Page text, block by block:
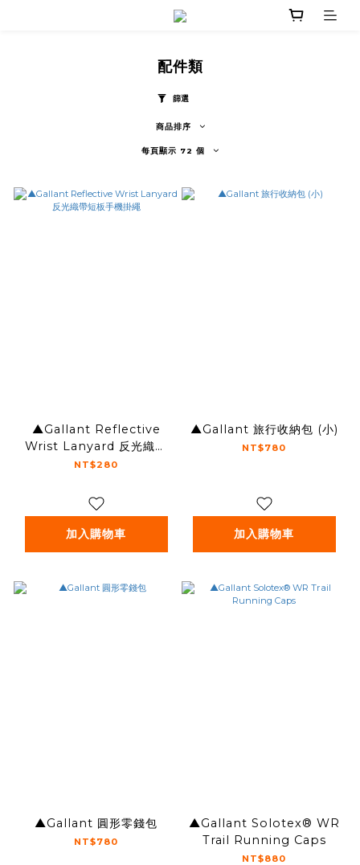
配件類
篩選
商品排序
每頁顯示 72 個
▲Gallant Reflective
Wrist Lanyard 反光織帶
短板手機掛繩
NT$280
加入購物車
▲Gallant 旅行收納包 (小)
NT$780
加入購物車
▲Gallant 圓形零錢包
NT$780
▲Gallant Solotex® WR
Trail Running Caps
NT$880